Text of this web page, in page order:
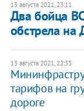
13 августа 2021, 23:11
Два бойца
обстрела на
13 августа 2021, 22:33
тарифов на
дороге